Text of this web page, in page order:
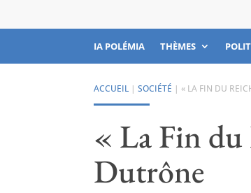
IA POLÉMIA THÈMES
ACCUEIL |SOCIÉTÉ |« LA FIN DU
« La Fin
Dutrône